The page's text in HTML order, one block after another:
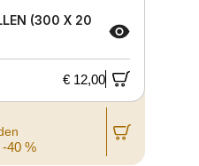
(300 X 20
€ 12,00
40 %